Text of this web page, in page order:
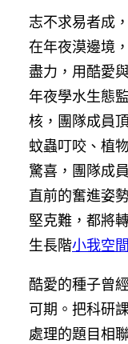
志不求易者成
在年夜漠邊境
盡力，用酷愛
年夜學水生態
核，團隊成員
蚊蟲叮咬、植
驚喜，團隊成
直前的奮進姿
堅克難，都將
生長階小我空間
酷愛的種子曾
可期。把科研
處理的題目相